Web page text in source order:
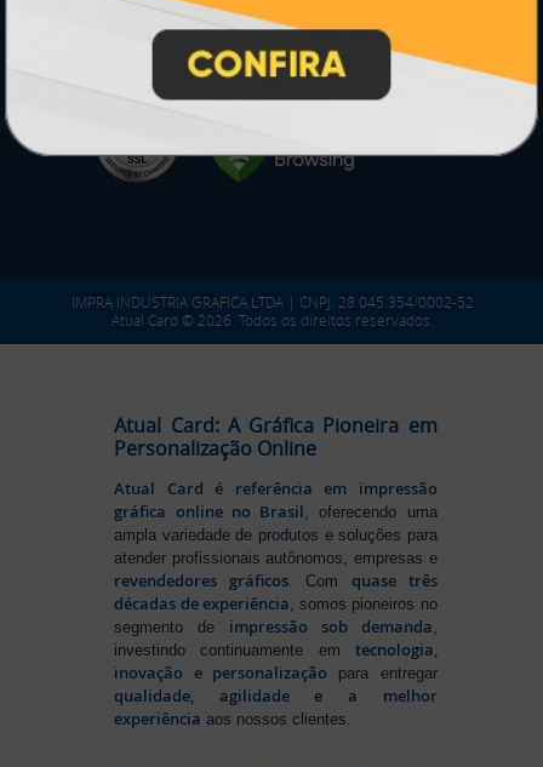
SEGURANÇA
IMPRA INDUSTRIA GRAFICA LTDA | CNPJ: 28.045.354/0002-52
Atual Card © 2026. Todos os direitos reservados.
Atual Card: A Gráfica Pioneira em
Personalização Online
Atual Card é referência em impressão
gráfica online no Brasil , oferecendo uma
ampla variedade de produtos e soluções para
atender profissionais autônomos, empresas e
revendedores gráficos. Comquase três
décadas de experiência , somos pioneiros no
segmento de impressão sob demanda
investindo continuamente em tecnologia,
inovação e personalização para entregar
qualidade, agilidade e a melhor
experiência aos nossos clientes.